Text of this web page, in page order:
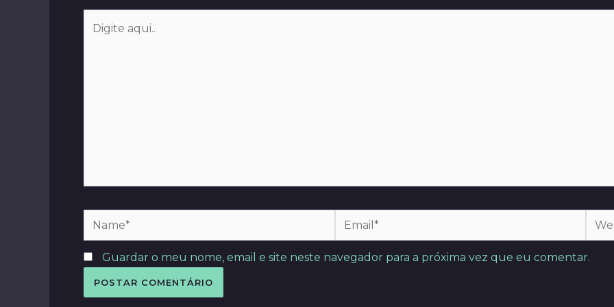
aqui..
Name* Email*
Guardar o meu nome, email e site neste navegador para a próxima vez que eu comentar.